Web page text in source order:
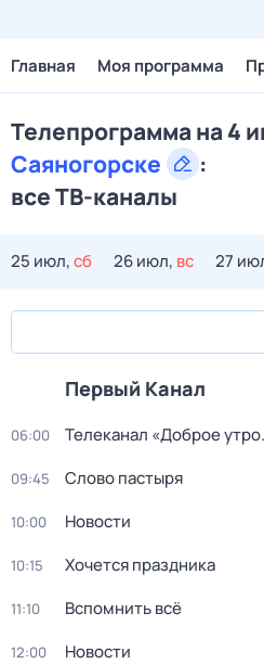
Главная Моя программа
Телепрограмма на 4
Саяногорске
:
все ТВ-каналы
25 июл,сб 26 июл, вс 27
Первый Канал
06:00 Телеканал «Доброе
09:45 Слово пастыря
10:00 Новости
10:15 Хочется праздника
11:10 Вспомнить всё
12:00 Новости